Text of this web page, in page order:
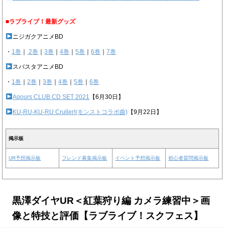
■ラブライブ！最新グッズ
ニジガクアニメBD
・ 1巻 2巻 ｜3巻 ｜4巻 ｜5巻 ｜6巻 ｜7巻
スパスタアニメBD
・ 1巻 ｜2巻 ｜3巻 ｜4巻 ｜5巻 ｜6巻
Aqours CLUB CD SET 2021 【6月30日】
KU-RU-KU-RU Cruller!(モンストコラボ曲) 【9月22日】
掲示板
UR予想掲示板 フレンド募集掲示板 イベント予想掲示板 初心者質問掲示板
黒澤ダイヤUR＜紅葉狩り編 カメラ練習中＞画
像と特技と評価【ラブライブ！スクフェス】